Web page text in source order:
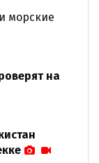
морские
на